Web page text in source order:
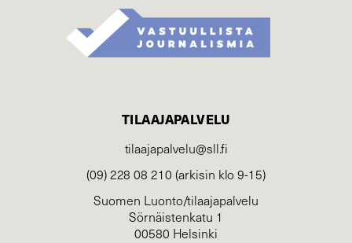
TILAAJAPALVELU
tilaajapalvelu@sll.fi
(09) 228 08 210 (arkisin klo 9-15)
Suomen Luonto/tilaajapalvelu
Sörnäistenkatu 1
00580 Helsinki